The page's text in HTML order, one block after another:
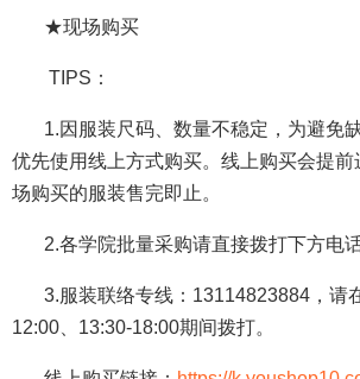
★现场购买
TIPS：
1.因服装尺码、数量不稳定，为避免
优先使用线上方式购买。线上购买会提
场购买的服装售完即止。
2.各学院批量采购请直接拨打下方电
3.服装联络专线：13114823884，请
12:00、13:30-18:00期间拨打。